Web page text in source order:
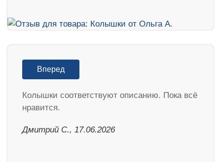
Вперед
Колышки соответствуют описанию. Пока всё
нравится.
Дмитрий С., 17.06.2026